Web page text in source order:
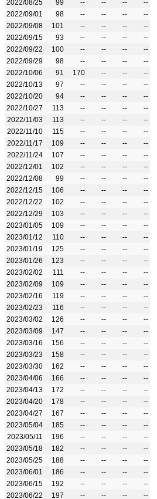
2022/08/25
99 -- -- --
--
2022/09/01
98 -- -- --
--
2022/09/08
101 -- -- --
--
2022/09/15
93 -- -- --
--
2022/09/22
100 -- -- --
--
2022/09/29
98 -- -- --
--
2022/10/06
91 170 -- --
--
2022/10/13
97 -- -- --
--
2022/10/20
94 -- -- --
--
2022/10/27
113 -- -- --
--
2022/11/03
113 -- -- --
--
2022/11/10
115 -- -- --
--
2022/11/17
109 -- -- --
--
2022/11/24
107 -- -- --
--
2022/12/01
102 -- -- --
--
2022/12/08
99 -- -- --
--
2022/12/15
106 -- -- --
--
2022/12/22
102 -- -- --
--
2022/12/29
103 -- -- --
--
2023/01/05
109 -- -- --
--
2023/01/12
110 -- -- --
--
2023/01/19
125 -- -- --
--
2023/01/26
123 -- -- --
--
2023/02/02
111 -- -- --
--
2023/02/09
109 -- -- --
--
2023/02/16
119 -- -- --
--
2023/02/23
116 -- -- --
--
2023/03/02
126 -- -- --
--
2023/03/09
147 -- -- --
--
2023/03/16
156 -- -- --
--
2023/03/23
158 -- -- --
--
2023/03/30
162 -- -- --
--
2023/04/06
166 -- -- --
--
2023/04/13
172 -- -- --
--
2023/04/20
178 -- -- --
--
2023/04/27
167 -- -- --
--
2023/05/04
185 -- -- --
--
2023/05/11
196 -- -- --
--
2023/05/18
182 -- -- --
--
2023/05/25
188 -- -- --
--
2023/06/01
186 -- -- --
--
2023/06/15
192 -- -- --
--
2023/06/22
197 -- -- -- --